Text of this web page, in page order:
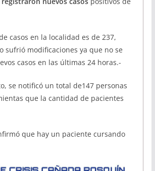
casos en la localidad es de 237,
sufrió modificaciones ya que no se
casos en las últimas 24 horas.-
se notificó un total de147 personas
que la cantidad de pacientes
que hay un paciente cursando